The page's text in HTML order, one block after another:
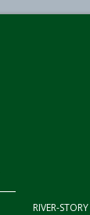
RIVER-STORY